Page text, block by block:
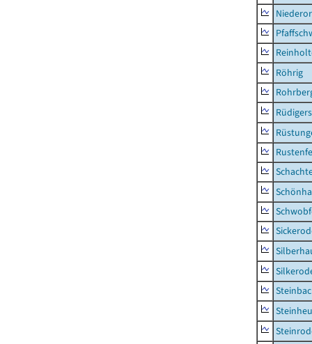
Röhrig